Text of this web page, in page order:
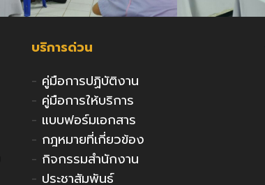
บริการด่วน
- คู่มือการปฏิบัติงาน
- คู่มือการให้บริการ
- แบบฟอร์มเอกสาร
- กฎหมายที่เกี่ยวข้อง
- กิจกรรมสำนักงาน
- ประชาสัมพันธ์